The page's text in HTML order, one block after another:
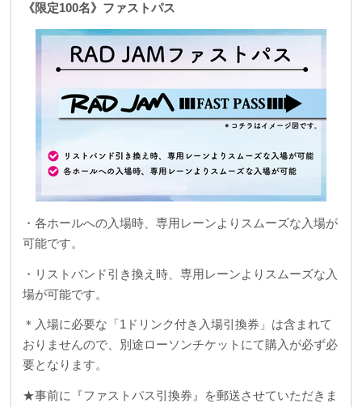
《限定100名》ファストパス
・各ホールへの入場時、専用レーンよりスムーズな入場が
可能です。
・リストバンド引き換え時、専用レーンよりスムーズな入
場が可能です。
＊入場に必要な「1ドリンク付き入場引換券」は含まれて
おりませんので、別途ローソンチケットにて購入が必ず必
要となります。
★事前に『ファストパス引換券』を郵送させていただきま